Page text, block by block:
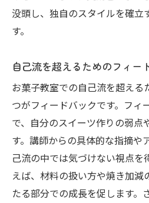
没頭し、独自のスタイルを確立
す。
自己流を超えるためのフィー
お菓子教室での自己流を超え
つがフィードバックです。フィ
で、自分のスイーツ作りの弱点
す。講師からの具体的な指摘や
己流の中では気づけない視点を
えば、材料の扱い方や焼き加減
たる部分での成長を促します。